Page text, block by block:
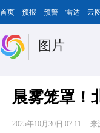
首页 预报 预警 雷达 云图
图片
晨雾笼罩！
2025年10月30日 07:11 来